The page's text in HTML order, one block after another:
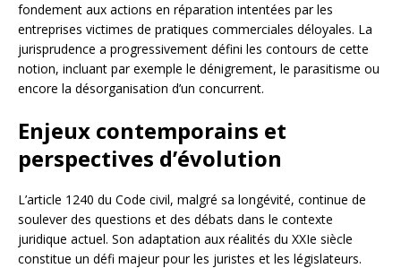
fondement aux actions en réparation intentées par les
entreprises victimes de pratiques commerciales déloyales. La
jurisprudence a progressivement défini les contours de cette
notion, incluant par exemple le dénigrement, le parasitisme ou
encore la désorganisation d’un concurrent.
Enjeux contemporains et
perspectives d’évolution
L’article 1240 du Code civil, malgré sa longévité, continue de
soulever des questions et des débats dans le contexte
juridique actuel. Son adaptation aux réalités du XXIe siècle
constitue un défi majeur pour les juristes et les législateurs.